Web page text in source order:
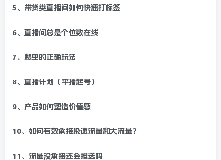
5、带货类直播间如何快速打标签
6、直播间总是个位数在线
7、憋单的正确玩法
8、直播计划（平播起号）
9、产品如何塑造价值感
10、如何有效承接极速流量和大流量？
11、流量没承接还会推送吗